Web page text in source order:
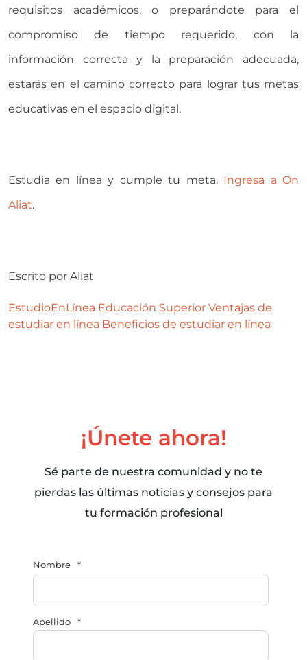
requisitos académicos, o preparándote para el
compromiso de tiempo requerido, con la
información correcta y la preparación adecuada,
estarás en el camino correcto para lograr tus metas
educativas en el espacio digital.
Estudia en línea y cumple tu meta. Ingresa a On
Aliat.
Escrito por Aliat
EstudioEnLínea Educación Superior Ventajas de
estudiar en línea Beneficios de estudiar en línea
¡Únete ahora!
Sé parte de nuestra comunidad y no te
pierdas las últimas noticias y consejos para
tu formación profesional
Nombre *
Apellido *